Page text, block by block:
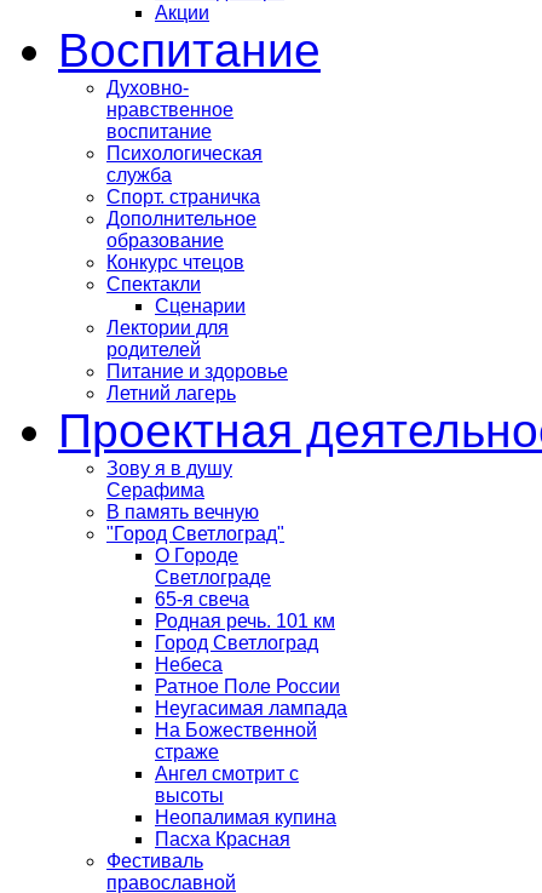
Акции
Воспитание
Духовно-
нравственное
воспитание
Психологическая
служба
Спорт. страничка
Дополнительное
образование
Конкурс чтецов
Спектакли
Сценарии
Лектории для
родителей
Питание и здоровье
Летний лагерь
Проектная
Зову я в душу
Серафима
В память вечную
"Город Светлоград"
О Городе
Светлограде
65-я свеча
Родная речь. 101 км
Город Светлоград
Небеса
Ратное Поле России
Неугасимая лампада
На Божественной
страже
Ангел смотрит с
высоты
Неопалимая купина
Пасха Красная
Фестиваль
православной